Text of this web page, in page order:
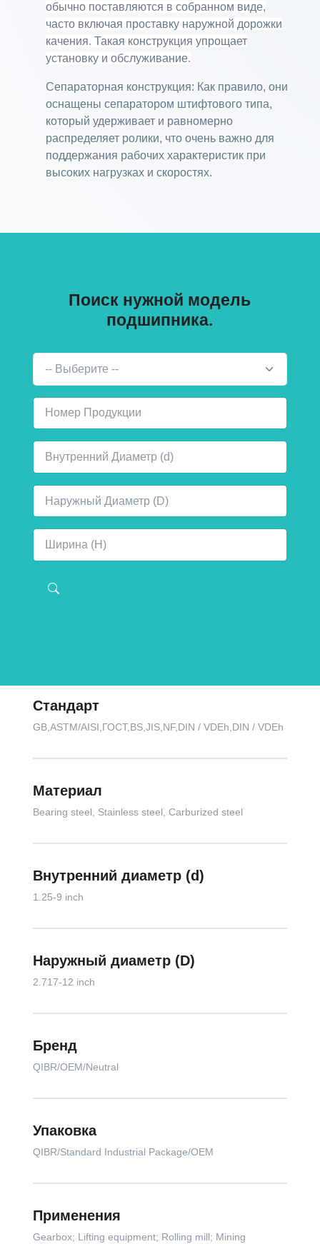
обычно поставляются в собранном виде,
часто включая проставку наружной дорожки
качения. Такая конструкция упрощает
установку и обслуживание.
Сепараторная конструкция: Как правило, они
оснащены сепаратором штифтового типа,
который удерживает и равномерно
распределяет ролики, что очень важно для
поддержания рабочих характеристик при
высоких нагрузках и скоростях.
Поиск нужной модель
подшипника.
-- Выберите --
Стандарт
GB,ASTM/AISI,ГОСТ,BS,JIS,NF,DIN / VDEh,DIN / VDEh
Материал
Bearing steel, Stainless steel, Carburized steel
Внутренний диаметр (d)
1.25-9 inch
Наружный диаметр (D)
2.717-12 inch
Бренд
QIBR/OEM/Neutral
Упаковка
QIBR/Standard Industrial Package/OEM
Применения
Gearbox; Lifting equipment; Rolling mill; Mining